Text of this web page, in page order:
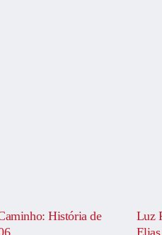
História de
Luz